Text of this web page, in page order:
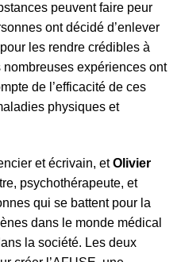
peuvent faire peur
ont décidé d’enlever
les rendre crédibles à
nombreuses expériences ont
de l’efficacité de ces
physiques et
et écrivain, etOlivier
psychothérapeute, et
qui se battent pour la
dans le monde médical
la société. Les deux